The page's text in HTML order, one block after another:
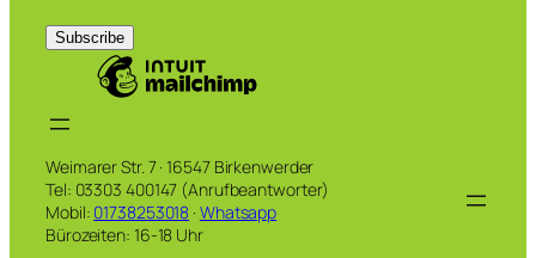
Weimarer Str. 7 · 16547 Birkenwerder
Tel: 03303 400147 (Anrufbeantworter)
Mobil: 01738253018 · Whatsapp
Bürozeiten: 16-18 Uhr